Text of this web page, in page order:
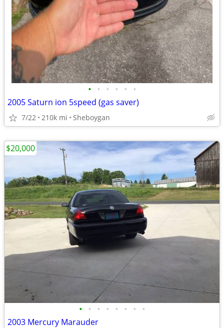
• • • • • •
2005 Saturn ion 5speed (gas saver)
7/22 210k mi Sheboygan
• • • • • • • •
2003 Mercury Marauder
$20,000